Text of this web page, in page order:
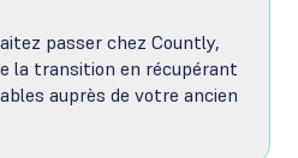
passer chez Countly,
la transition en récupérant
auprès de votre ancien